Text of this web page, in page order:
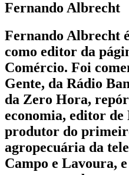
Fernando Albrecht
Fernando Albrecht
como editor da
Comércio. Foi
Gente, da Rádio
da Zero Hora,
economia, editor
produtor do
agropecuária da
Campo e Lavoura,